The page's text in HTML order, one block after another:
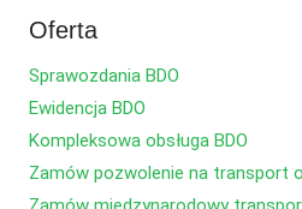
Oferta
Sprawozdania BDO
Ewidencja BDO
Kompleksowa obsługa BDO
Zamów pozwolenie na transport